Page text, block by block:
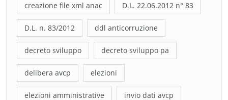
creazione file xml anac D.L. 22.06.2012 n° 83
D.L. n. 83/2012 ddl anticorruzione
decreto sviluppo decreto sviluppo pa
delibera avcp elezioni
elezioni amministrative invio dati avcp